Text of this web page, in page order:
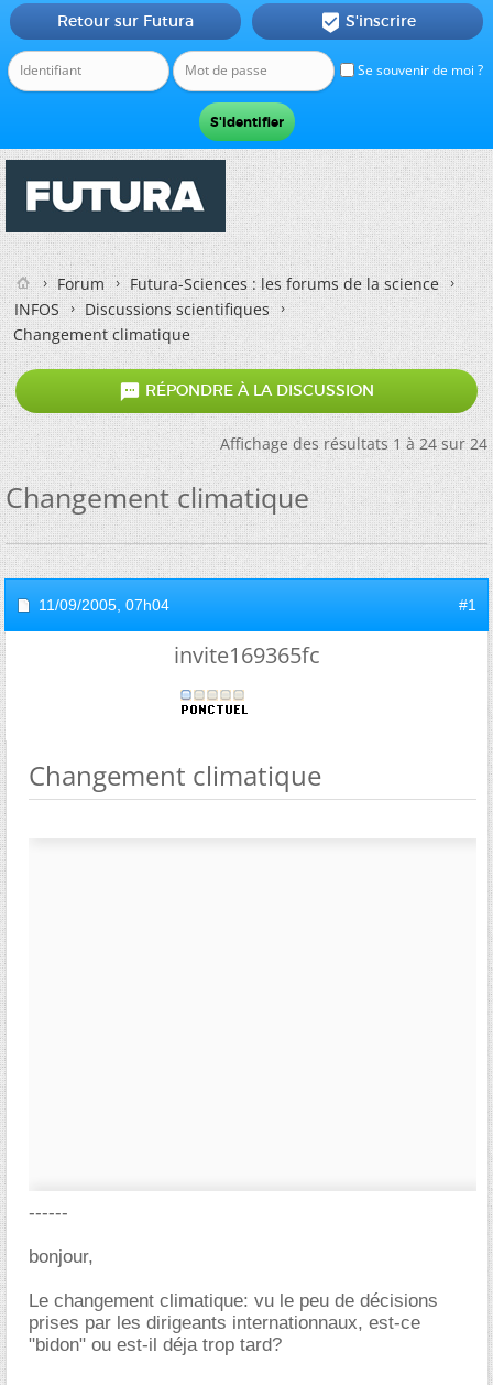
Se souvenir de moi ?
Retour sur Futura  S'inscrire
Forum
Futura-Sciences : les forums de la science
INFOS
Discussions scientifiques
Changement climatique
 RÉPONDRE À LA DISCUSSION
Affichage des résultats 1 à 24 sur 24
Changement climatique
11/09/2005, 07h04 #1
invite169365fc
Changement climatique
------
bonjour,
Le changement climatique: vu le peu de décisions
prises par les dirigeants internationnaux, est-ce
"bidon" ou est-il déja trop tard?